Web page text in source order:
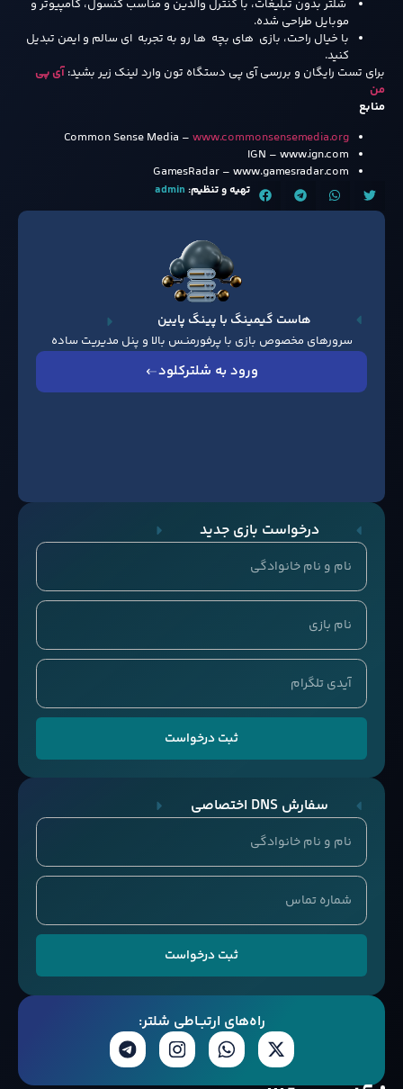
شلتر بدون تبلیغات، با کنترل والدین و مناسب کنسول، کامپیوتر و
موبایل طراحی شده.
با خیال راحت، بازی های بچه ها رو به تجربه ای سالم و ایمن تبدیل
کنید.
برای تست رایگان و بررسی آی پی دستگاه تون وارد لینک زیر بشید: آی پی
من
منابع
Common Sense Media – www.commonsensemedia.org
IGN – www.ign.com
GamesRadar – www.gamesradar.com
تهیه و تنظیم: admin
هاست گیمینگ با پینگ پایین
سرورهای مخصوص بازی با پرفورمنـس بالا و پنل مدیریت ساده
ورود به شلترکلود
درخواست بازی جدید
ثبت درخواست
سفارش DNS اختصاصی
ثبت درخواست
راه‌های ارتبــاطی شلتر: